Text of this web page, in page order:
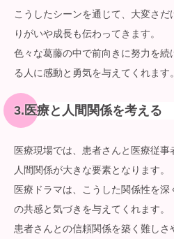
こうしたシーンを通じて、大変さ
りがいや成長も伝わってきます。
色々な葛藤の中で前向きに努力を続
る人に感動と勇気を与えてくれます。
3.医療と人間関係を考える
医療現場では、患者さんと医療従
人間関係が大きな要素となります。
医療ドラマは、こうした関係性を深
の共感と気づきを与えてくれます。
患者さんとの信頼関係を築く難し